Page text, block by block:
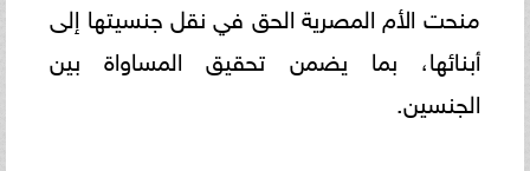
منحت الأم المصرية الحق في نقل جنسيتها إلى
أبنائها، بما يضمن تحقيق المساواة بين
الجنسين.